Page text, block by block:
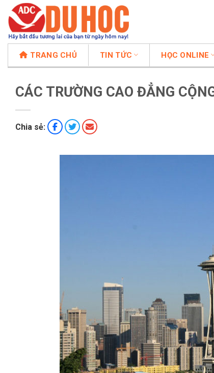
Chuyển
đến
nội
dung
TRANG CHỦ TIN TỨC HỌC ONLINE
CÁC TRƯỜNG CAO ĐẲNG
Chia sẻ: